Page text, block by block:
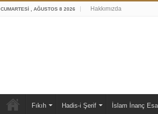
CUMARTESI , AĞUSTOS 8 2026 Hakkımızda
Fıkıh Hadis-i Şerif İslam İnanç